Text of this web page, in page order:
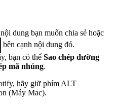
dung bạn muốn chia sẻ hoặc
bên cạnh nội dung đó.
bạn có thể Sao chép đường
mã nhúng.
hãy giữ phím ALT
(Máy Mac).